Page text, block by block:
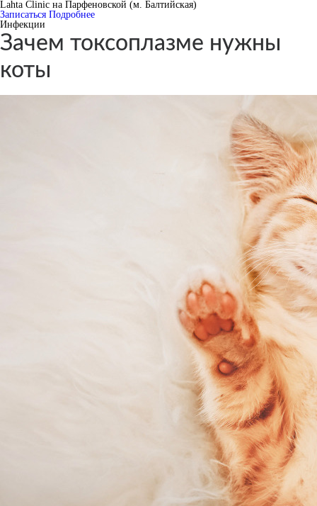
Lahta Clinic на Парфеновской (м. Балтийская)
Записаться Подробнее
Инфекции
Зачем токсоплазме нужны
коты